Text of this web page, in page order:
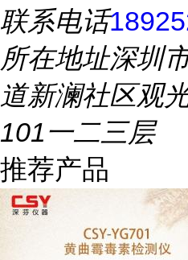
联系电话
所在地址深圳
道新澜社区观
101一二三层
推荐产品